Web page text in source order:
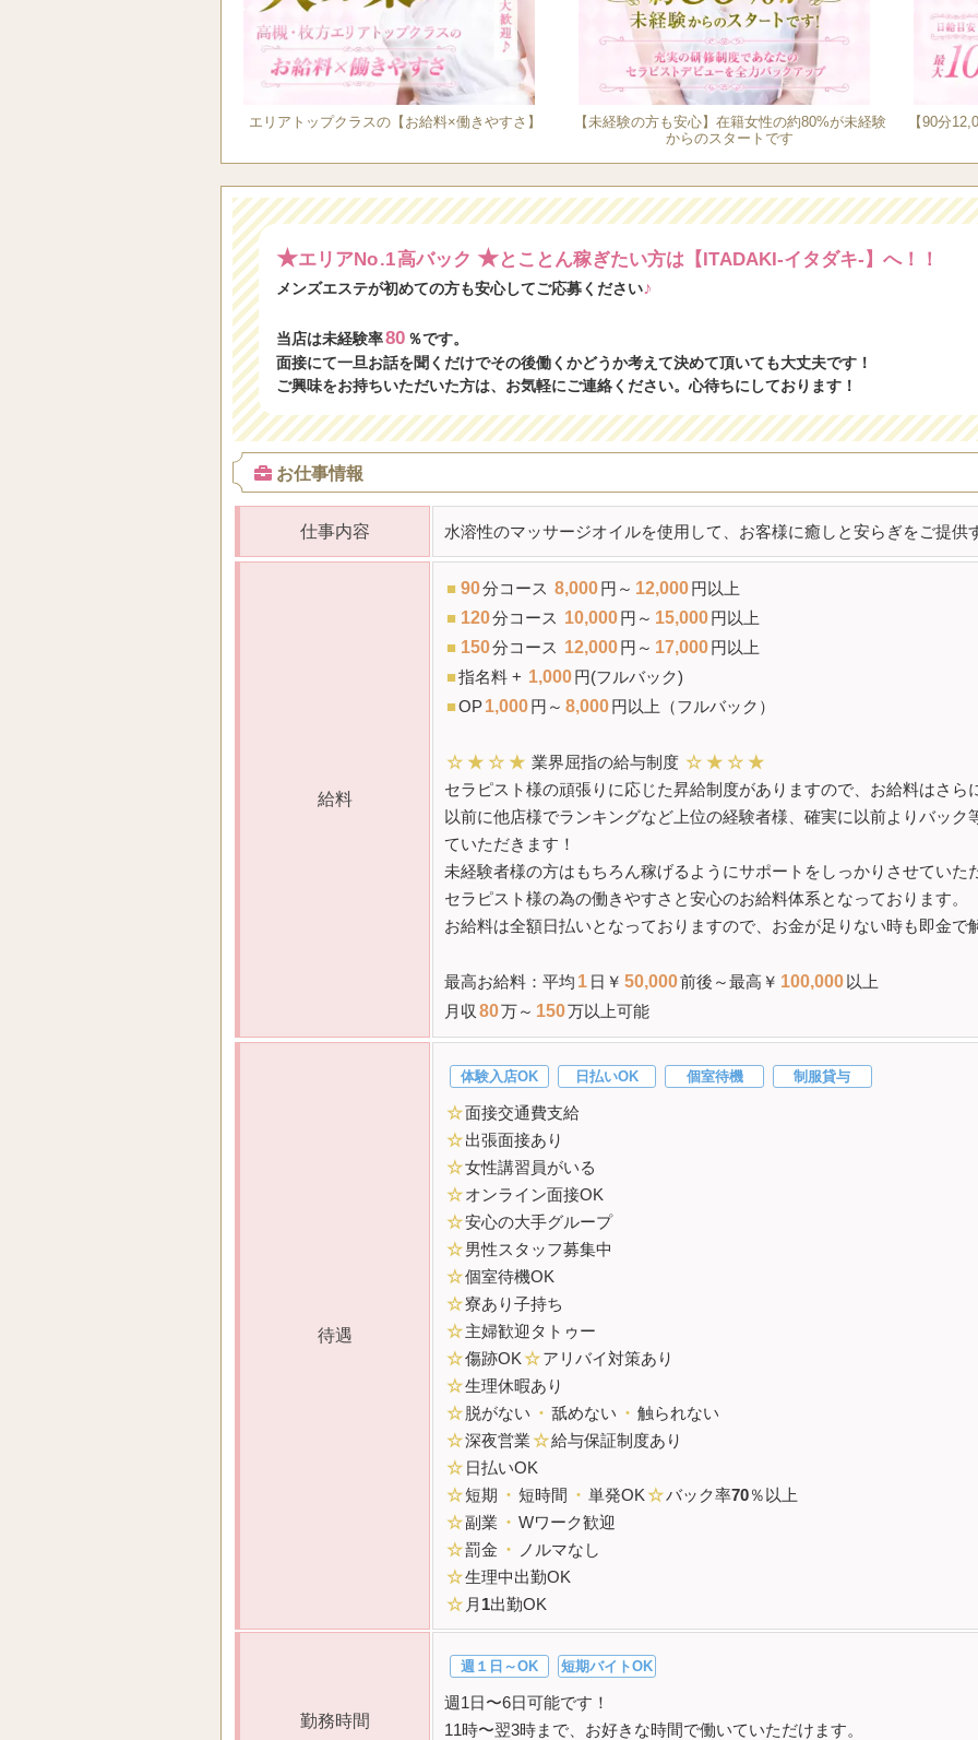
《未経験の方への》
お店のシステムやお給料
っかり丁寧に説明いたし
※ノルマや罰金、ありま
《しっかりと稼げる》
【〜ITADAKI(イタダキ)〜
◆ご応募いただいた未経
ないことや新しい環境に
◆当店は男性専用の癒し
歩合制ではありますが、
りますので、出勤しただ
ざいません。不安や疑問
ご興味をお持ちいただい
い。心待ちにしておりま
エリアトップクラスの【お給料×働きやすさ】
【未経験の方も安心】在籍女性の約80%が未経験
からのスタートです
【90分
★エリアNo.1高バック ★とことん稼ぎたい方は【ITADAKI-イタダキ-】へ！！
メンズエステが初めての方も安心してご応募ください♪
当店は未経験率80 ％です。
面接にて一旦お話を聞くだけでその後働くかどうか考えて決めて頂いても大丈夫です！
ご興味をお持ちいただいた方は、お気軽にご連絡ください。心待ちにしております！
お仕事情報
仕事内容 水溶性のマッサージオイルを使用して、お客様に癒しと安らぎをご提供
給料
■ 90分コース 8,000円～ 12,000円以上
■ 120分コース 10,000円～ 15,000円以上
■ 150分コース 12,000円～ 17,000円以上
■指名料 + 1,000円(フルバック)
■OP1,000円～ 8,000円以上（フルバック）
☆ ★ ☆ ★ 業界屈指の給与制度 ☆ ★ ☆ ★
セラピスト様の頑張りに応じた昇給制度がありますので、お給料はさら
以前に他店様でランキングなど上位の経験者様、確実に以前よりバック
ていただきます！
未経験者様の方はもちろん稼げるようにサポートをしっかりさせていた
セラピスト様の為の働きやすさと安心のお給料体系となっております。
お給料は全額日払いとなっておりますので、お金が足りない時も即金で
最高お給料：平均 1 日￥ 50,000前後～最高￥ 100,000 以上
月収 80万～ 150万以上可能
待遇
体験入店OK 日払いOK 個室待機 制服貸与
☆面接交通費支給
☆出張面接あり
☆女性講習員がいる
☆オンライン面接OK
☆安心の大手グループ
☆男性スタッフ募集中
☆個室待機OK
☆寮あり子持ち
☆主婦歓迎タトゥー
☆傷跡OK☆アリバイ対策あり
☆生理休暇あり
☆脱がない ・ 舐めない ・ 触られない
☆深夜営業☆給与保証制度あり
☆ 日払いOK
☆短期 ・ 短時間 ・ 単発OK☆バック率70％以上
☆副業 ・ Wワーク歓迎
☆罰金 ・
ノルマなし
☆生理中出勤OK
☆ 月 1出勤OK
勤務時間
週１日～OK 短期バイトOK
週1日〜6日可能です！
11時〜翌3時まで、お好きな時間で働いていただけます。